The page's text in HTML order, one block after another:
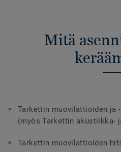
Mitä
Tarkettin muovilattioiden ja
(myös Tarkettin akustiikka-
Tarkettin muovilattioiden